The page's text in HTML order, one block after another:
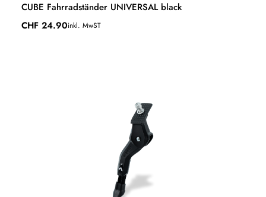
CUBE Fahrradständer UNIVERSAL black
CHF 24.90inkl. MwST